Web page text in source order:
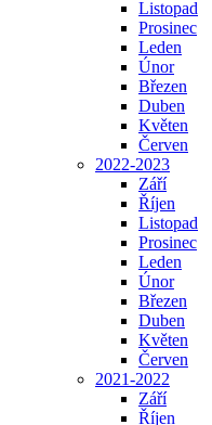
Listopad
Prosinec
Leden
Únor
Březen
Duben
Květen
Červen
2022-2023
Září
Říjen
Listopad
Prosinec
Leden
Únor
Březen
Duben
Květen
Červen
2021-2022
Září
Říjen